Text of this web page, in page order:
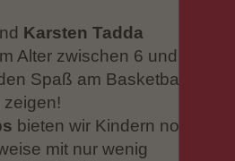
Karsten Tadda
Alter zwischen 6 und 14
Spaß am Basketball
zeigen!
bieten wir Kindern noch
mit nur wenig